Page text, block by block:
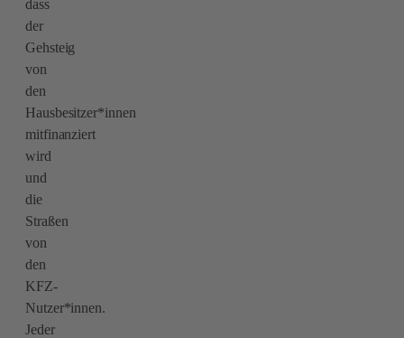
dass
der
Gehsteig
von
den
Hausbesitzer*innen
mitfinanziert
wird
und
die
Straßen
von
den
KFZ-
Nutzer*innen.
Jeder